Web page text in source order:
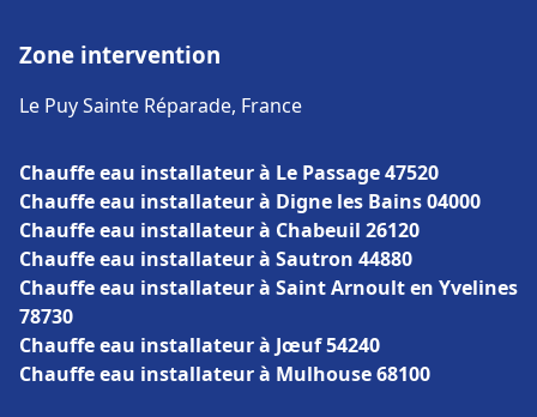
Zone intervention
Le Puy Sainte Réparade, France
Chauffe eau installateur à Le Passage 47520
Chauffe eau installateur à Digne les Bains 04000
Chauffe eau installateur à Chabeuil 26120
Chauffe eau installateur à Sautron 44880
Chauffe eau installateur à Saint Arnoult en Yvelines
78730
Chauffe eau installateur à Jœuf 54240
Chauffe eau installateur à Mulhouse 68100